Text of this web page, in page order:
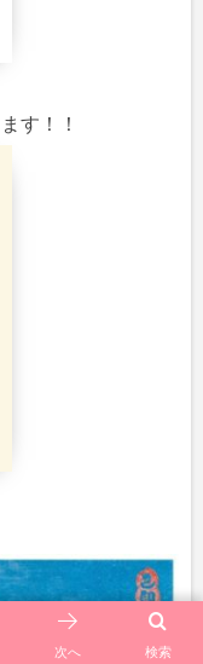
す！！
検索
次へ